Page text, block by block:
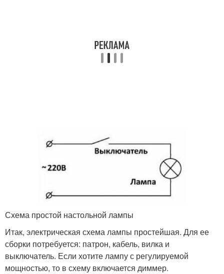
Схема простой настольной лампы
Итак, электрическая схема лампы простейшая. Для ее
сборки потребуется: патрон, кабель, вилка и
выключатель. Если хотите лампу с регулируемой
мощностью, то в схему включается диммер.